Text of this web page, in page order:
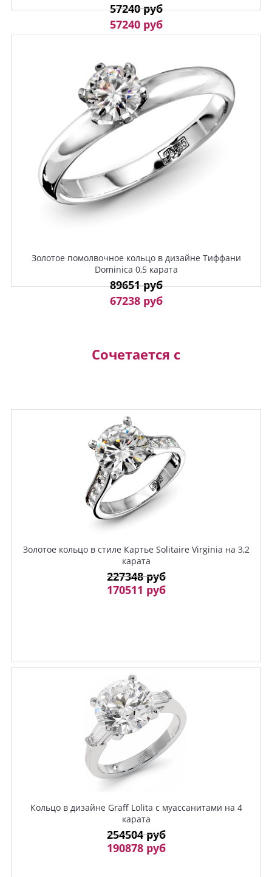
57240 руб
57240 руб
Золотое помолвочное кольцо в дизайне Тиффани
Dominica 0,5 карата
89651 руб
67238 руб
Сочетается с
Золотое кольцо в стиле Картье Solitaire Virginia на 3,2
карата
227348 руб
170511 руб
Кольцо в дизайне Graff Lolita с муассанитами на 4
карата
254504 руб
190878 руб